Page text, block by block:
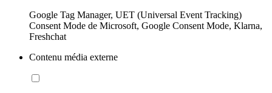
Google Tag Manager, UET (Universal Event Tracking)
Consent Mode de Microsoft, Google Consent Mode, Klarna,
Freshchat
Contenu média externe